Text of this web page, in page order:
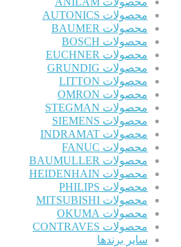
محصولات AUTONICS
محصولات BAUMER
محصولات BOSCH
محصولات EUCHNER
محصولات GRUNDIG
محصولات LITTON
محصولات OMRON
محصولات STEGMAN
محصولات SIEMENS
محصولات INDRAMAT
محصولات FANUC
محصولات BAUMULLER
محصولات HEIDENHAIN
محصولات PHILIPS
محصولات MITSUBISHI
محصولات OKUMA
محصولات CONTRAVES
سایر برندها